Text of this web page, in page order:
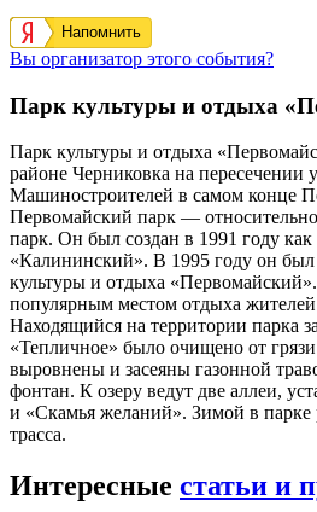
Напомнить
Вы организатор этого события?
Парк культуры и отдыха
Парк культуры и отдыха
районе Черниковка на
Машиностроителей в самом конце
Первомайский парк —
парк. Он был создан в 1991 году
«Калининский». В 1995 году он
культуры и отдыха
популярным местом отдыха
Находящийся на территории парка
«Тепличное» было очищено от
выровнены и засеяны газонной
фонтан. К озеру ведут две аллеи,
и «Скамья желаний». Зимой в
трасса.
Интересные статьи и